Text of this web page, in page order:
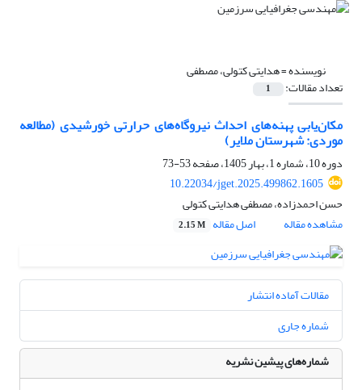
نویسنده =هدایتی کتولی، مصطفی
تعداد مقالات: 1
مکان‌یابی پهنه‌های احداث نیروگاه‌های حرارتی خورشیدی (مطالعه
موردی: شهرستان ملایر)
دوره 10، شماره 1، بهار 1405، صفحه
53-73
10.22034/jget.2025.499862.1605
حسن احمدزاده، مصطفی هدایتی کتولی
مشاهده مقاله
اصل مقاله 2.15 M
مقالات آماده انتشار
شماره جاری
شماره‌های پیشین نشریه